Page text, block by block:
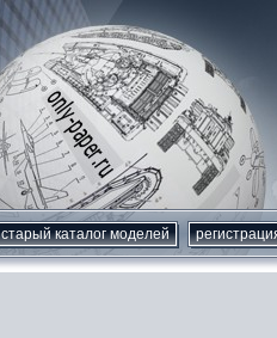
старый каталог моделей